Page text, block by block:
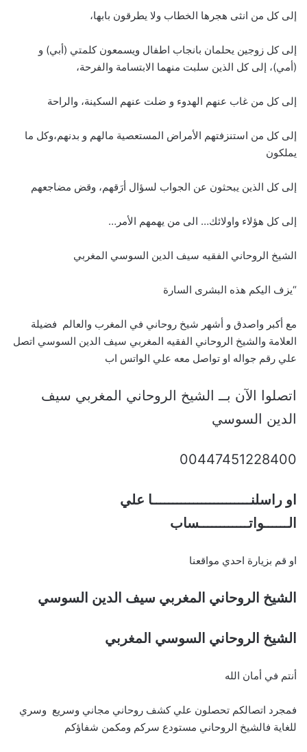
إلى كل من انثى هجرها الخطاب ولا يطرقون بابها،
إلى كل زوجين يحلمان بانجاب اطفال ويسمعون كلمتي (أبي) و
(أمي)، إلى كل الذين سلبت منهما الابتسامة والفرحة،
إلى كل من غاب عنهم الهدوء و ضلت عنهم السكينة، والراحة
إلى كل من استنزفتهم الأمراض المستعصية مالهم و بدنهم،وكل ما
يملكون
إلى كل الذين يبحثون عن الجواب لسؤال أرَقهم، وقض مضاجعهم
إلى كل هؤلاء واولائك… الى من يهمهم الأمر…
الشيخ الروحاني الفقيه سيف الدين السوسي المغربي
“يزف اليكم هذه البشرى السارة
مع أكبر واصدق و أشهر شيخ روحاني في المغرب والعالم فضيلة
العلامة والشيخ الروحاني الفقيه المغربي سيف الدين السوسي اتصل
علي رقم جواله او تواصل معه علي الواتس اب
اتصلوا الآن بــ الشيخ الروحاني المغربي سيف
الدين السوسي
00447451228400
او راسلنــــــــــــــــــــــــا علي
الــــــواتــــــــــــساب
او قم بزيارة احدي مواقعنا
الشيخ الروحاني المغربي سيف الدين السوسي
الشيخ الروحاني السوسي المغربي
أنتم في أمان الله
فمجرد اتصالكم تحصلون علي كشف روحاني مجاني وسريع وسري
للغاية فالشيخ الروحاني مستودع سركم ومكمن شفاؤكم